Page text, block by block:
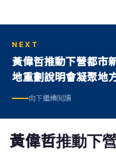
NEXT
黃偉哲推動下營都
地重劃說明會凝聚地
向下繼續閱讀
黃偉哲推動下